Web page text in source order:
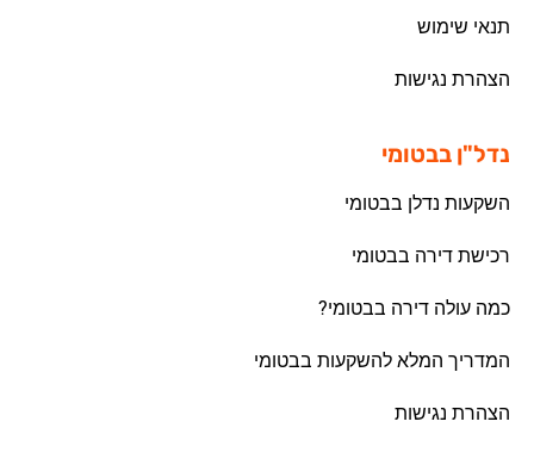
תנאי שימוש
הצהרת נגישות
נדל"ן בבטומי
השקעות נדלן בבטומי
רכישת דירה בבטומי
כמה עולה דירה בבטומי?
המדריך המלא להשקעות בבטומי
הצהרת נגישות